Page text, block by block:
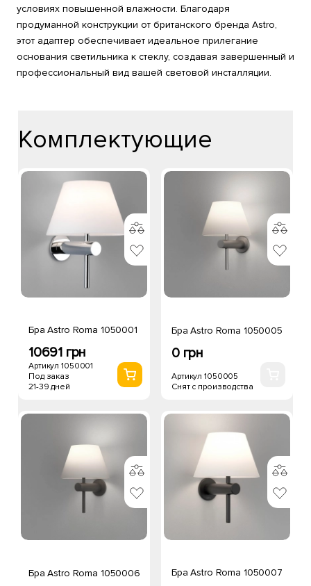
условиях повышенной влажности. Благодаря
продуманной конструкции от британского бренда Astro,
этот адаптер обеспечивает идеальное прилегание
основания светильника к стеклу, создавая завершенный и
профессиональный вид вашей световой инсталляции.
Комплектующие
Бра Astro Roma 1050001
10691 грн
Артикул 1050001
Под заказ
21-39 дней
Бра Astro Roma 1050005
0 грн
Артикул 1050005
Снят с производства
Бра Astro Roma 1050006 Бра Astro Roma 1050007